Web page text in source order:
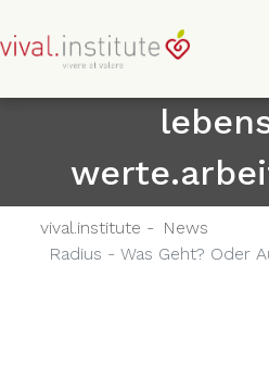
vival.institute - News
Radius - Was Geht? Oder